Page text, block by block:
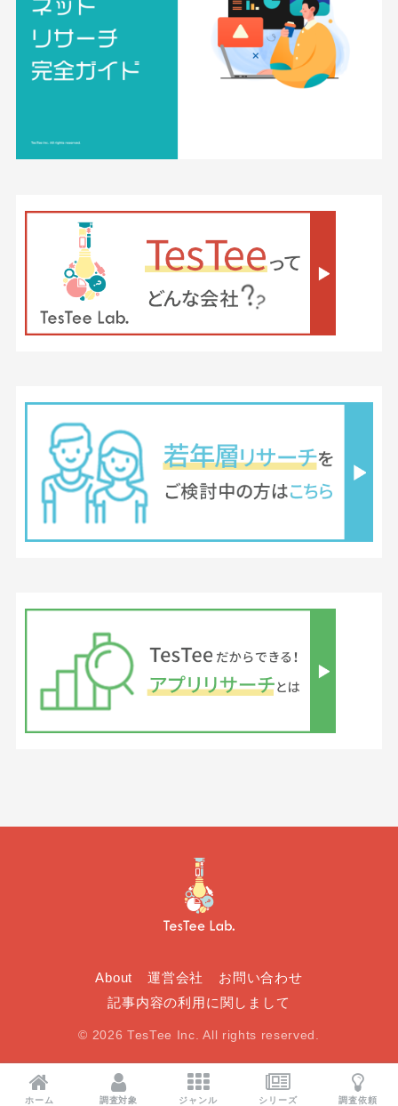
About 運営会社
お問い合わせ
記事内容の利用に関しまして
© 2026 TesTee Inc. All rights reserved.
ホーム 調査対象 ジャンル シリーズ 調査依頼